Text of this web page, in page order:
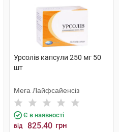
Урсолів капсули 250 мг 50
шт
Мега Лайфсайенсіз
Є в наявності
від 825.40 грн